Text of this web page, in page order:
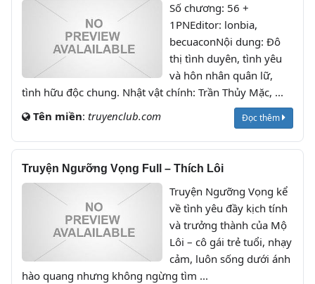
Số chương: 56 +
1PNEditor: lonbia,
becuaconNội dung: Đô
thị tình duyên, tình yêu
và hôn nhân quân lữ,
tình hữu độc chung. Nhật vật chính: Trần Thủy Mặc, ...
Tên miền: truyenclub.com Đọc thêm
Truyện Ngưỡng Vọng Full – Thích Lôi
Truyện Ngưỡng Vọng kể
về tình yêu đầy kịch tính
và trưởng thành của Mộ
Lôi – cô gái trẻ tuổi, nhạy
cảm, luôn sống dưới ánh
hào quang nhưng không ngừng tìm ...